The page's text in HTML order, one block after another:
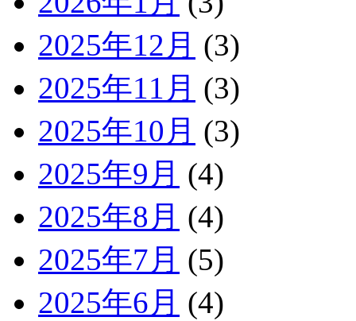
2025年12月 (3)
2025年11月 (3)
2025年10月 (3)
2025年9月 (4)
2025年8月 (4)
2025年7月 (5)
2025年6月 (4)